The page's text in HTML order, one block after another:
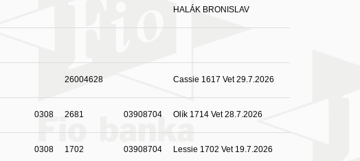
HALÁK BRONISLAV
26004628 Cassie 1617 Vet 29.7.2026
0308 2681 03908704 Olík 1714 Vet 28.7.2026
0308 1702 03908704 Lessie 1702 Vet 19.7.2026